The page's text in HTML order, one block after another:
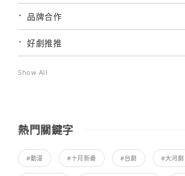
品牌合作
好劇推推
Show All
熱門關鍵字
#動漫 #十月新番 #台劇 #大河劇